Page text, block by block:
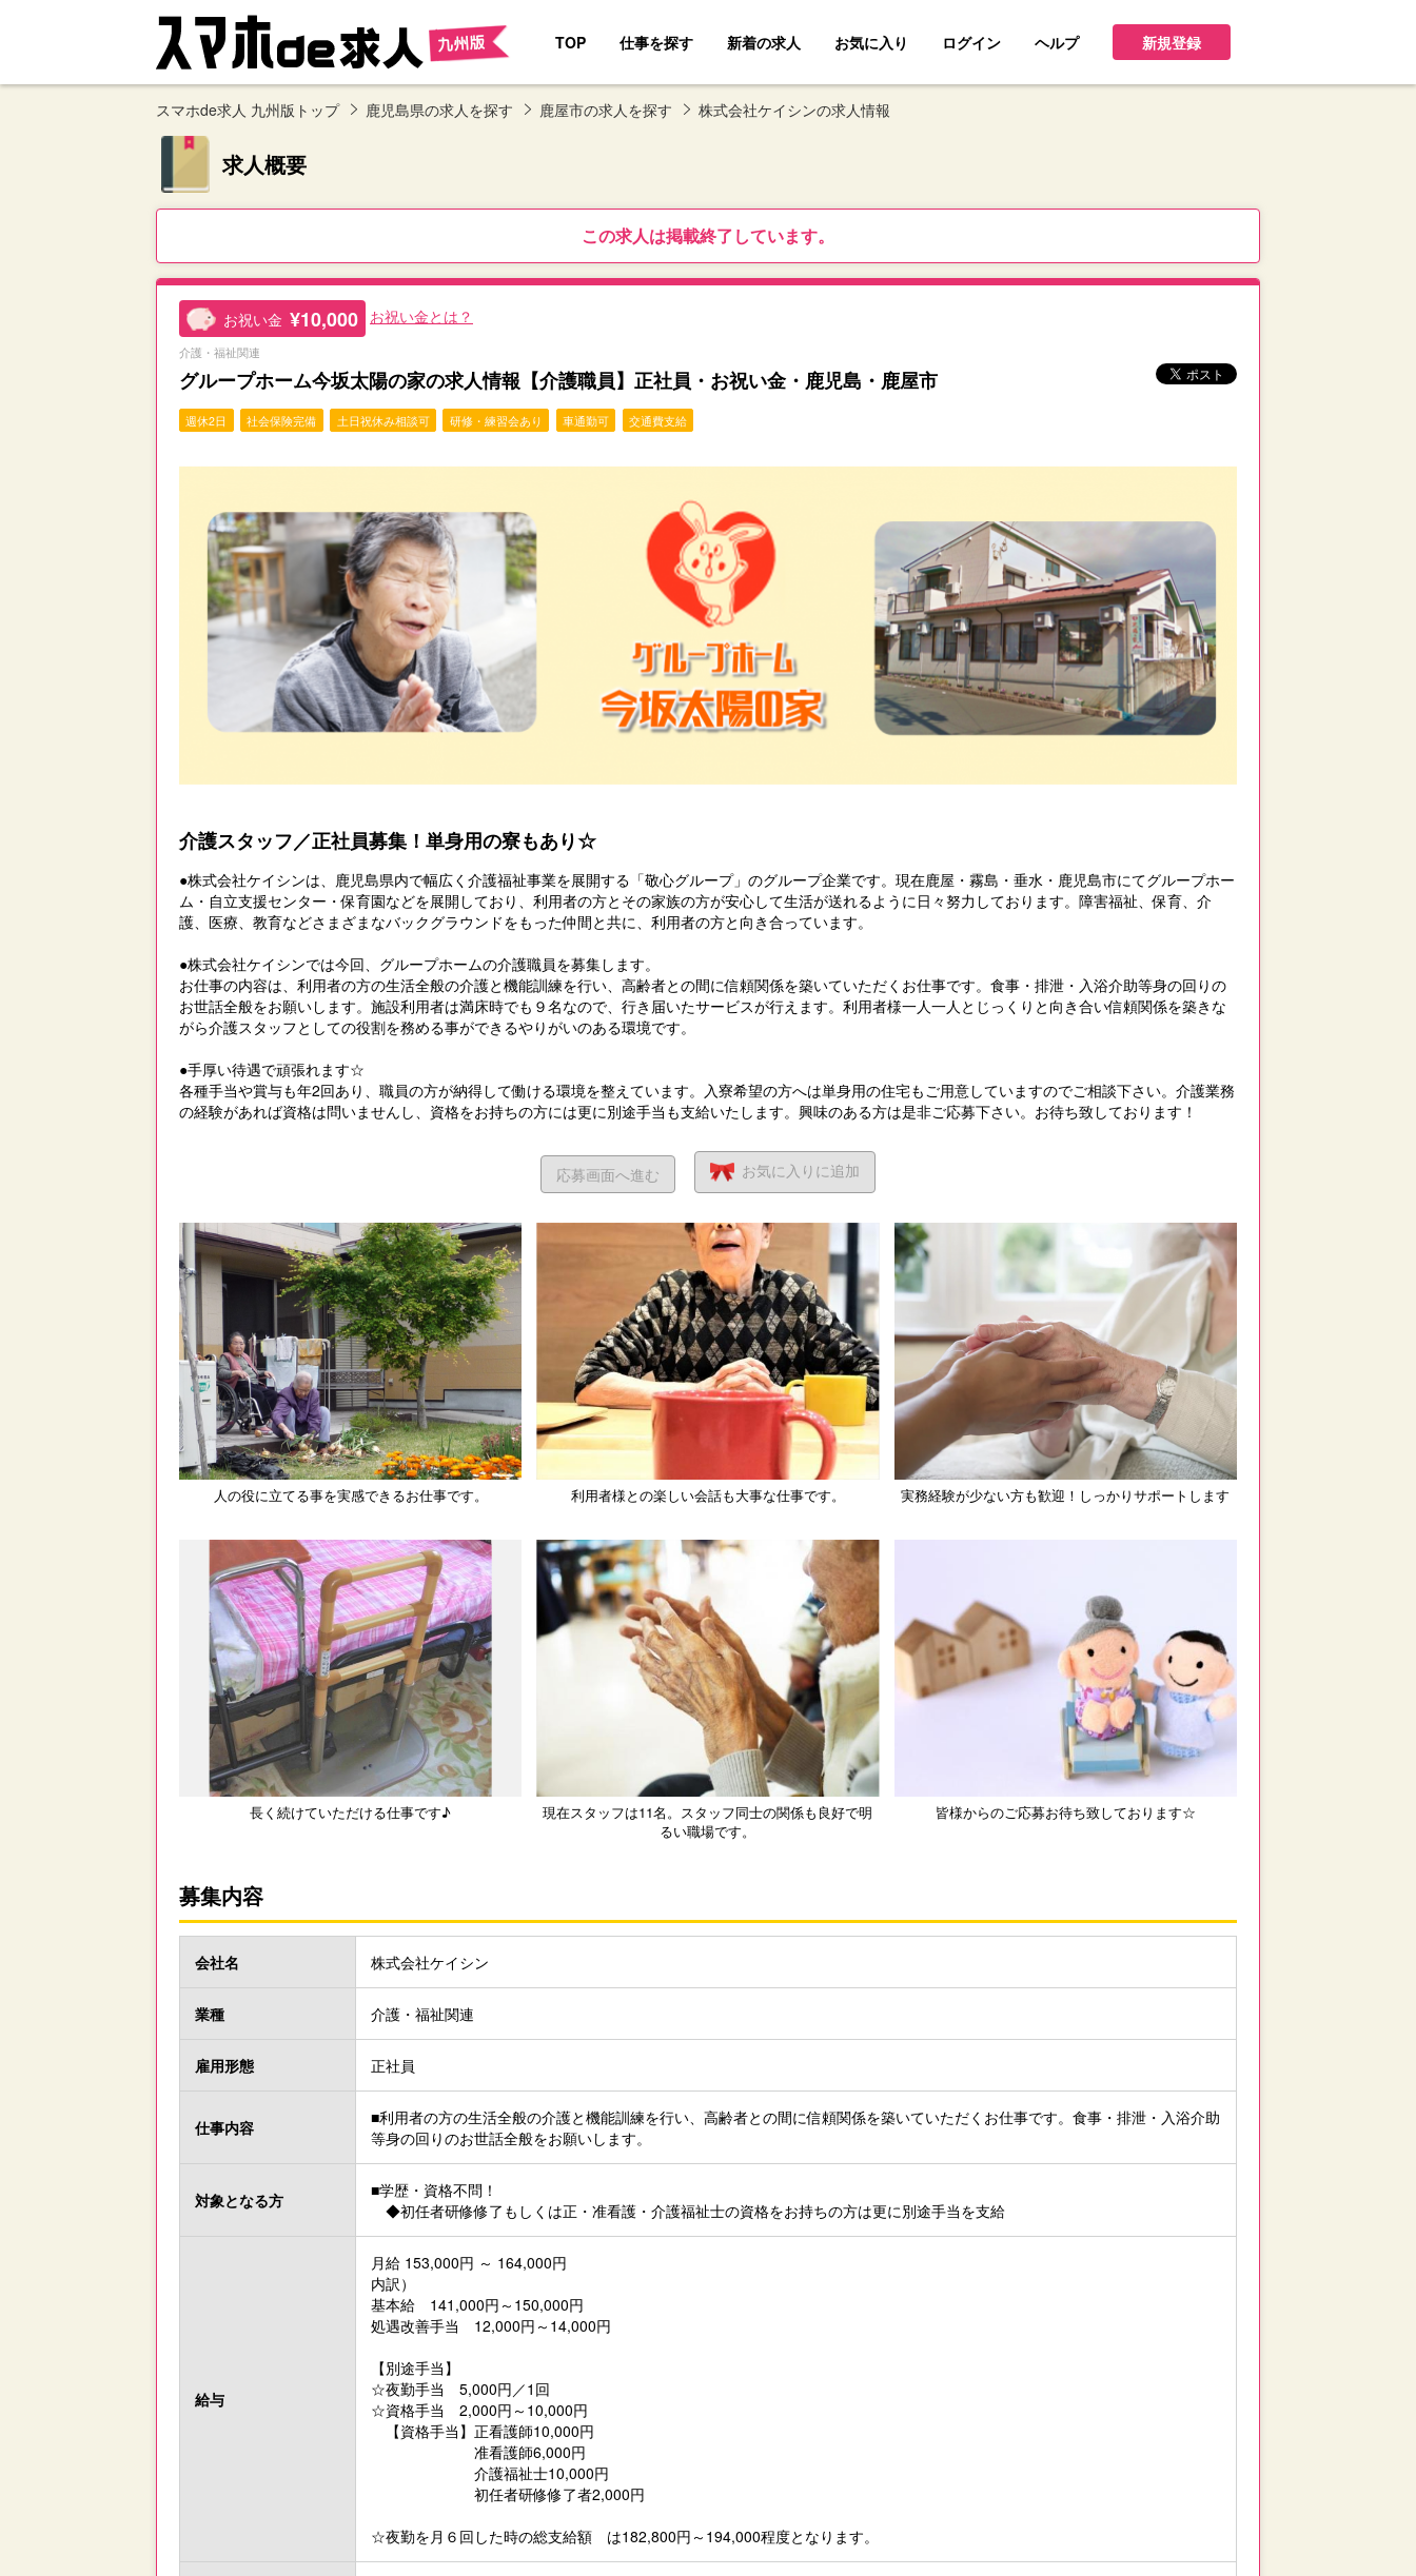
TOP 仕事を探す 新着の求人 お気に入り ログイン ヘルプ 新規登録
スマホde求人 九州版トップ 鹿児島県の求人を探す 鹿屋市の求人を探す 株式会社ケイシンの求人情報
求人概要
この求人は掲載終了しています。
お祝い金 ¥10,000 お祝い金とは？
介護・福祉関連
グループホーム今坂太陽の家の求人情報【介護職員】正社員・お祝い金・鹿児島・鹿屋市
週休2日 社会保険完備 土日祝休み相談可 研修・練習会あり 車通勤可 交通費支給
介護スタッフ／正社員募集！単身用の寮もあり☆
●株式会社ケイシンは、鹿児島県内で幅広く介護福祉事業を展開する「敬心グループ」のグループ企業です。現在鹿屋・霧島・垂水・鹿児島市にてグループホー
ム・自立支援センター・保育園などを展開しており、利用者の方とその家族の方が安心して生活が送れるように日々努力しております。障害福祉、保育、介
護、医療、教育などさまざまなバックグラウンドをもった仲間と共に、利用者の方と向き合っています。
●株式会社ケイシンでは今回、グループホームの介護職員を募集します。
お仕事の内容は、利用者の方の生活全般の介護と機能訓練を行い、高齢者との間に信頼関係を築いていただくお仕事です。食事・排泄・入浴介助等身の回りの
お世話全般をお願いします。施設利用者は満床時でも９名なので、行き届いたサービスが行えます。利用者様一人一人とじっくりと向き合い信頼関係を築きな
がら介護スタッフとしての役割を務める事ができるやりがいのある環境です。
●手厚い待遇で頑張れます☆
各種手当や賞与も年2回あり、職員の方が納得して働ける環境を整えています。入寮希望の方へは単身用の住宅もご用意していますのでご相談下さい。介護業務
の経験があれば資格は問いませんし、資格をお持ちの方には更に別途手当も支給いたします。興味のある方は是非ご応募下さい。お待ち致しております！
応募画面へ進む お気に入り に追加
人の役に立てる事を実感できるお仕事です。 利用者様との楽しい会話も大事な仕事です。 実務経験が少ない方も歓迎！しっかりサポートします
長く続けていただける仕事です♪
現在スタッフは11名。スタッフ同士の関係も良好で明
るい職場です。
皆様からのご応募お待ち致しております☆
募集内容
会社名 株式会社ケイシン
業種 介護・福祉関連
雇用形態 正社員
仕事内容
■利用者の方の生活全般の介護と機能訓練を行い、高齢者との間に信頼関係を築いていただくお仕事です。食事・排泄・入浴介助
等身の回りのお世話全般をお願いします。
対象となる方
■学歴・資格不問！
◆初任者研修修了もしくは正・准看護・介護福祉士の資格をお持ちの方は更に別途手当を支給
給与
月給 153,000円 ～ 164,000円
内訳）
基本給 141,000円～150,000円
処遇改善手当 12,000円～14,000円
【別途手当】
☆夜勤手当 5,000円／1回
☆資格手当 2,000円～10,000円
【資格手当】正看護師10,000円
准看護師6,000円
介護福祉士10,000円
初任者研修修了者2,000円
☆夜勤を月６回した時の総支給額 は182,800円～194,000程度となります。